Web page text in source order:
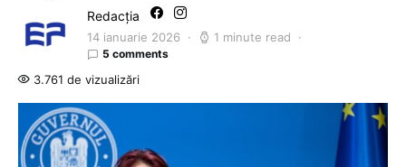
Redacția
14 ianuarie 2026 1 minute read
5 comments
3.761 de vizualizări